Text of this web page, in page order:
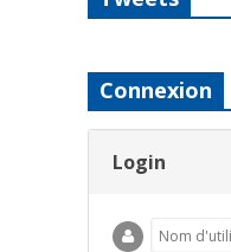
Connexion
Login